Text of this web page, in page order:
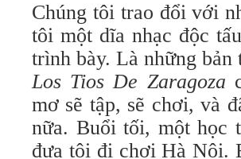
Chúng tôi trao đổi với
tôi một dĩa nhạc độc
trình bày. Là những bản
Los Tios De Zaragoza
mơ sẽ tập, sẽ chơi, và
nữa. Buổi tối, một học
đưa tôi đi chơi Hà Nội.